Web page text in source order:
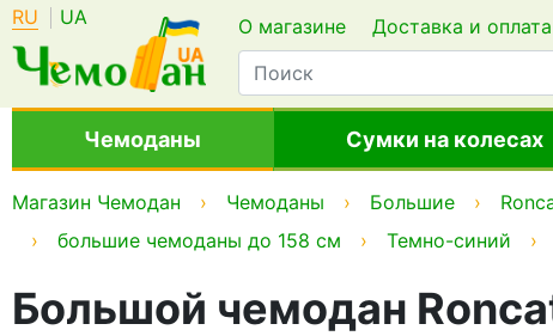
RU UA О магазине Доставка и оплата
Чемоданы Сумки на колесах
Магазин Чемодан Чемоданы Большие
большие чемоданы до 158 см
Темно-синий
Большой чемодан